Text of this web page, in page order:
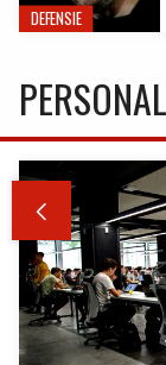
DEFENSIE
